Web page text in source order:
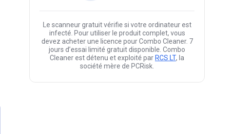
Le scanneur gratuit vérifie si votre ordinateur est
infecté. Pour utiliser le produit complet, vous
devez acheter une licence pour Combo Cleaner. 7
jours d’essai limité gratuit disponible. Combo
Cleaner est détenu et exploité par RCS LT, la
société mère de PCRisk.